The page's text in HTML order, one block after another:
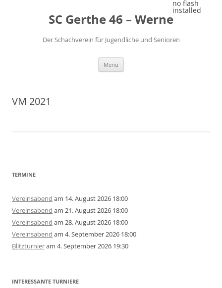
SC Gerthe 46 – Werne
Der Schachverein für Jugendliche und Senioren
Menü
VM 2021
TERMINE
Vereinsabend am 14. August 2026 18:00
Vereinsabend am 21. August 2026 18:00
Vereinsabend am 28. August 2026 18:00
Vereinsabend am 4. September 2026 18:00
Blitzturnieram 4. September 2026 19:30
INTERESSANTE TURNIERE
no flash
installed